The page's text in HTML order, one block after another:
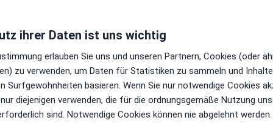
ihrer Daten ist uns wichtig
erlauben Sie uns und unseren Partnern, Cookies (oder
zu verwenden, um Daten für Statistiken zu sammeln und
Surfgewohnheiten basieren. Wenn Sie nur notwendige Cookies
diejenigen verwenden, die für die ordnungsgemäße Nutzung
sind. Notwendige Cookies können nie abgelehnt werden.